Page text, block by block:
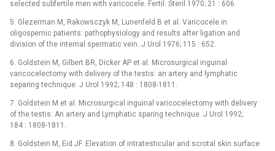
selected subfertile men with vari­cocele. Fertil. Steril 1970; 21 : 606.
5. Glezerman M, Rakowsczyk M, Lunenfeld B et al. Varicocele in
oligospernic patients: pathophysiology and results after ligation and
division of the internal spermatic vein. J Urol 1976; 115 : 652.
6. Goldstein M, Gilbert BR, Dicker AP et al. Micro­surgical inguinal
varicocelectomy with delivery of the testis: an artery and lymphatic
separing technique. J Urol 1992; 148 : 1808-1811.
7. Goldstein M et al. Microsurgical inguinal varicocelectomy with delivery
of the testis: An artery and Lymphatic sparing technique. J Urol 1992;
184 : 1808-1811.
8. Goldstein M, Eid JF. Elevation of intratesticular and scrotal skin surface